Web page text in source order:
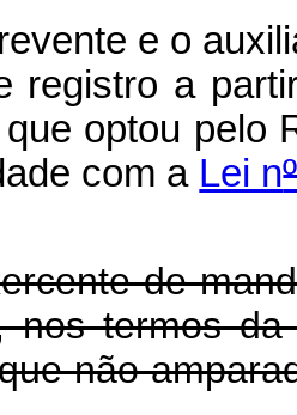
e o
registro a
optou pelo
com a Lei nº
de
nos termos
não